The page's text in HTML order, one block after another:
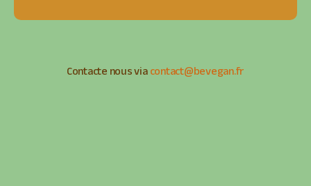
Contacte nous viacontact@bevegan.fr